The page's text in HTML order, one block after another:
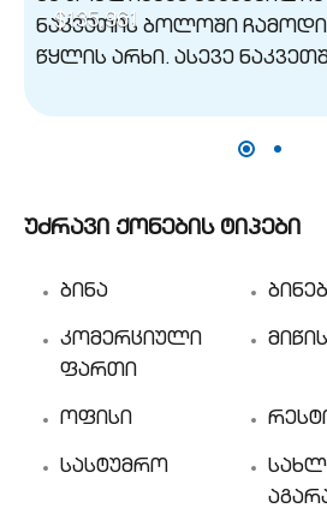
$135,961
უძრავი ქონების ტიპები
ბინა
კომერციული
ფართი
ოფისი
სასტუმრო